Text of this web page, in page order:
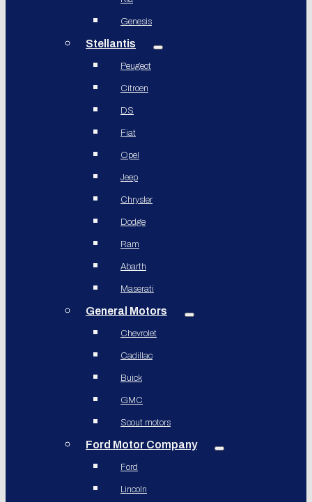
Genesis
Stellantis
Peugeot
Citroen
DS
Fiat
Opel
Jeep
Chrysler
Dodge
Ram
Abarth
Maserati
General Motors
Chevrolet
Cadillac
Buick
GMC
Scout motors
Ford Motor Company
Ford
Lincoln